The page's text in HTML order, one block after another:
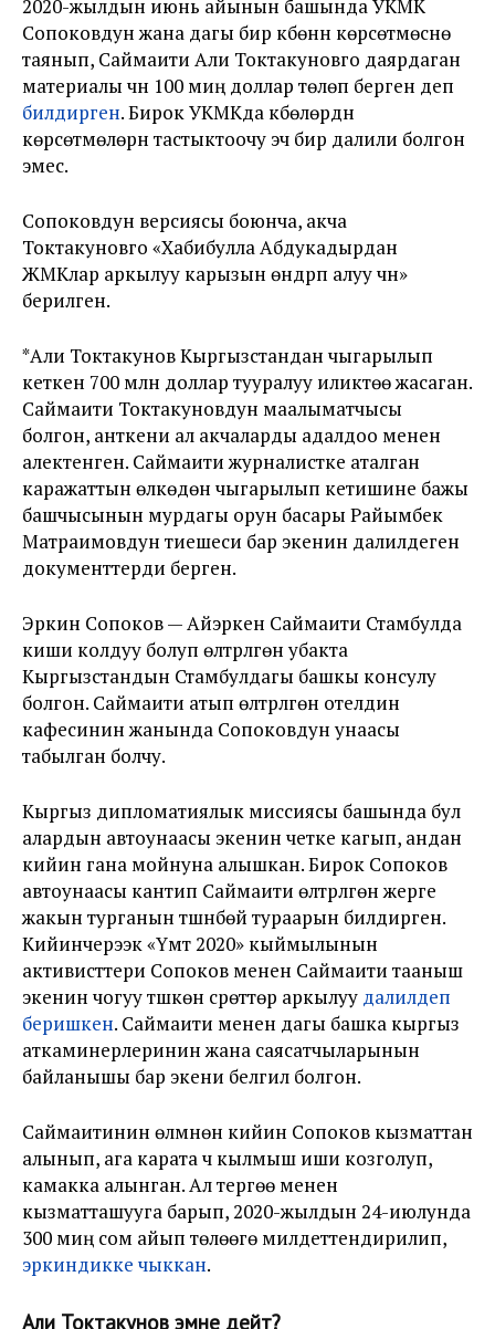
2020-жылдын июнь айынын башында УКМК
Сопоковдун жана дагы бир күбөнүн көрсөтмөсүнө
таянып, Саймаити Али Токтакуновго даярдаган
материалы үчүн 100 миң доллар төлөп берген деп
билдирген. Бирок УКМКда күбөлөрдүн
көрсөтмөлөрүн тастыктоочу эч бир далили болгон
эмес.
Сопоковдун версиясы боюнча, акча
Токтакуновго «Хабибулла Абдукадырдан
ЖМКлар аркылуу карызын өндүрүп алуу үчүн»
берилген.
*Али Токтакунов Кыргызстандан чыгарылып
кеткен 700 млн доллар тууралуу иликтөө жасаган.
Саймаити Токтакуновдун маалыматчысы
болгон, анткени ал акчаларды адалдоо менен
алектенген. Саймаити журналистке аталган
каражаттын өлкөдөн чыгарылып кетишине бажы
башчысынын мурдагы орун басары Райымбек
Матраимовдун тиешеси бар экенин далилдеген
документтерди берген.
Эркин Сопоков — Айэркен Саймаити Стамбулда
киши колдуу болуп өлтүрүлгөн убакта
Кыргызстандын Стамбулдагы башкы консулу
болгон. Саймаити атып өлтүрүлгөн отелдин
кафесинин жанында Сопоковдун унаасы
табылган болчу.
Кыргыз дипломатиялык миссиясы башында бул
алардын автоунаасы экенин четке кагып, андан
кийин гана мойнуна алышкан. Бирок Сопоков
автоунаасы кантип Саймаити өлтүрүлгөн жерге
жакын турганын түшүнбөй тураарын билдирген.
Кийинчерээк «Үмүт 2020» кыймылынын
активисттери Сопоков менен Саймаити тааныш
экенин чогуу түшкөн сүрөттөрү аркылуу далилдеп
беришкен. Саймаити менен дагы башка кыргыз
аткаминерлеринин жана саясатчыларынын
байланышы бар экени белгилүү болгон.
Саймаитинин өлүмүнөн кийин Сопоков кызматтан
алынып, ага карата үч кылмыш иши козголуп,
камакка алынган. Ал тергөө менен
кызматташууга барып, 2020-жылдын 24-июлунда
300 миң сом айып төлөөгө милдеттендирилип,
эркиндикке чыккан.
Али Токтакунов эмне дейт?